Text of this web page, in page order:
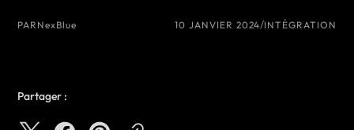
PAR NexBlue 10 JANVIER 2024 INTÉGRATION
Partager :